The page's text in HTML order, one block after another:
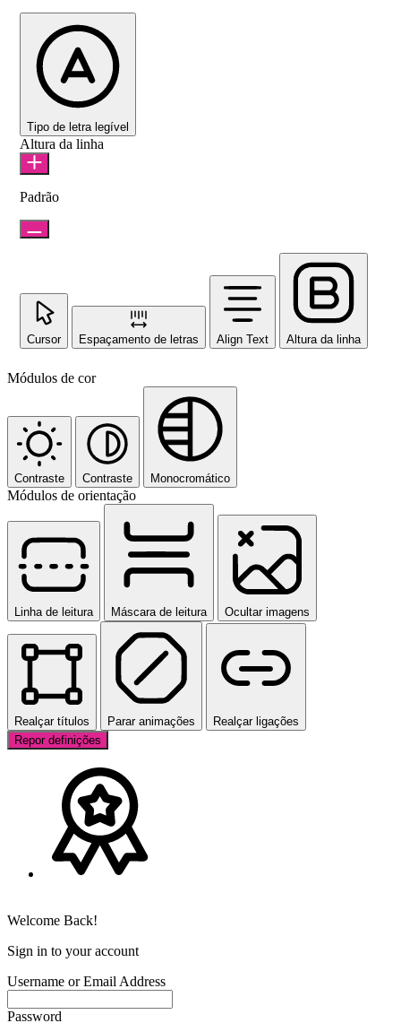
Tipo de letra legível
Altura da linha
Padrão
Cursor Espaçamento de letras Align Text Altura da linha
Módulos de cor
Contraste Contraste Monocromático
Módulos de orientação
Linha de leitura Máscara de leitura Ocultar imagens
Realçar títulos Parar animações
Realçar ligações
Repor definições
Welcome Back!
Sign in to your account
Username or Email Address
Password